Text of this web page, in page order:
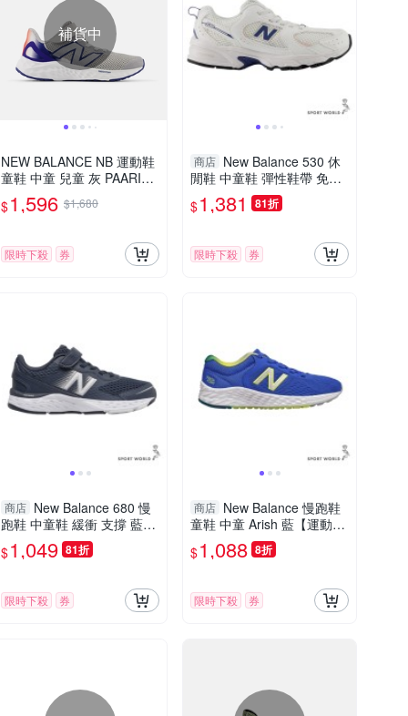
補貨中
NEW BALANCE NB 運動鞋
童鞋 中童 兒童 灰 PAARIBF
4-W楦
$1,596 $1,680
限時下殺 券
商店 New Balance 530 休
閒鞋 中童鞋 彈性鞋帶 免綁
帶 白藍【運動世界】P5303
WR-W
$1,381 81折
限時下殺 券
商店 New Balance 680 慢
跑鞋 中童鞋 緩衝 支撐 藍
【運動世界】YA680IW6-W
$1,049 81折
限時下殺 券
商店 New Balance 慢跑鞋
童鞋 中童 Arish 藍【運動世
界】YAARIGV-W
$1,088 8折
限時下殺 券